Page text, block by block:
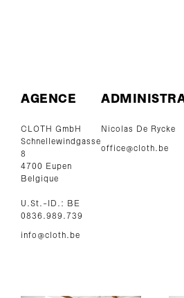
AGENCE
CLOTH GmbH
Schnellewindgasse
8
4700 Eupen
Belgique
U.St.-ID.: BE
0836.989.739
info@cloth.be
Nicolas De Rycke
office@cloth.be